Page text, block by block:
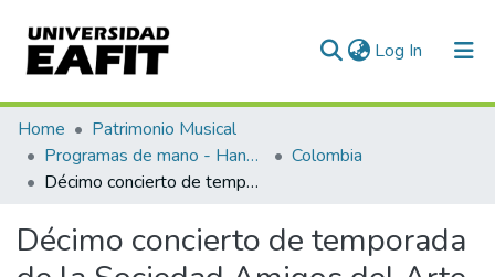
Log In (current)
Communities & Collections
All of DSpace
Home
Patrimonio Musical
Programas de mano - Hand programs
Colombia
Décimo concierto de temporada de la Sociedad Amigos del Arte de Cali 1937
Décimo concierto de temporada